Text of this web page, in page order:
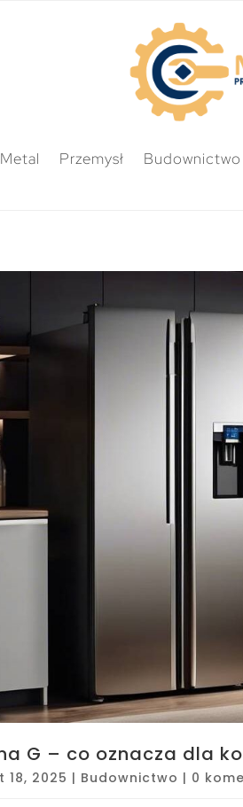
Metal Przemysł Budownictwo
G – co oznacza dla
18, 2025 | Budownictwo | 0